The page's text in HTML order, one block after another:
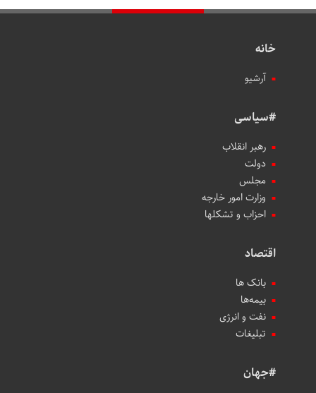
خانه
آرشیو
#سیاسی
رهبر انقلاب
دولت
مجلس
وزارت امور خارجه
احزاب و تشکلها
اقتصاد
بانک ها
بیمه‌ها
نفت و انرژی
تبلیغات
#جهان